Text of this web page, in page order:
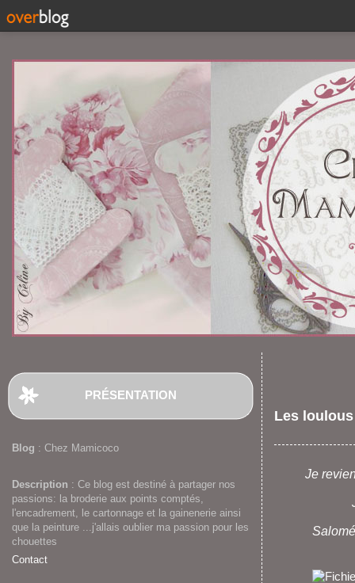
PRÉSENTATION
Blog : Chez Mamicoco
Description : Ce blog est destiné à partager nos
passions: la broderie aux points comptés,
l'encadrement, le cartonnage et la gainenerie ainsi
que la peinture ...j'allais oublier ma passion pour les
chouettes
Contact
Les
Je